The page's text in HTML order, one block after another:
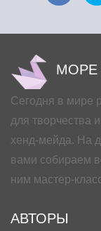
МОРЕ
Сегодня в мире
для творчества
хенд-мейда. На
вами собираем
ним мастер-
АВТОРЫ